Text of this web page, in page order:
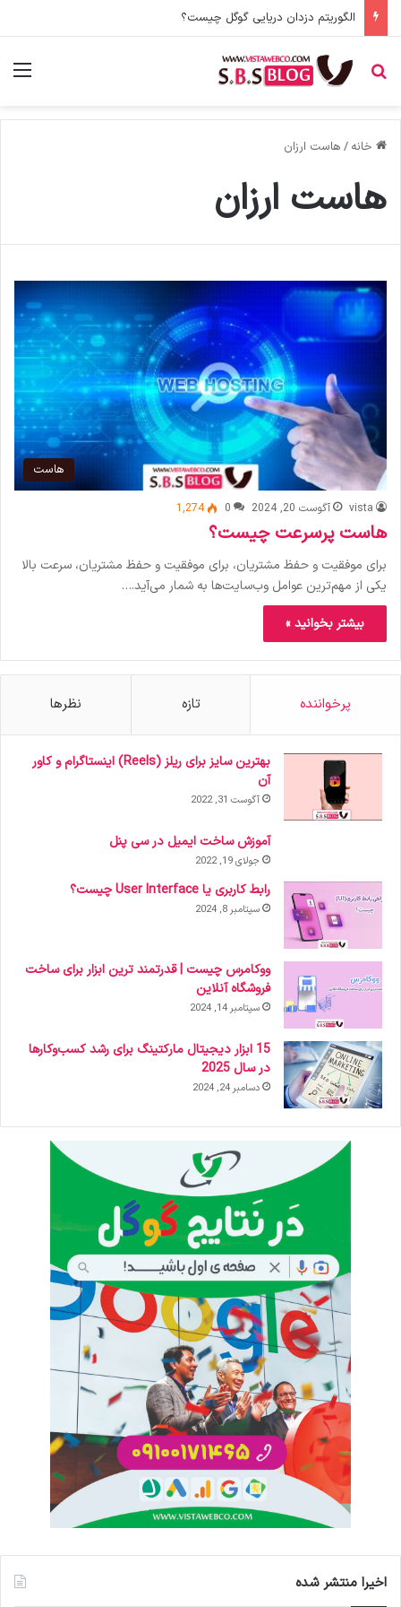
الگوریتم دزدان دریایی گوگل چیست؟
جستجو برای
خانه / هاست ارزان
هاست ارزان
هاست
vista آگوست 20, 2024 0
1,274
هاست پرسرعت چیست؟
برای موفقیت و حفظ مشتریان، برای موفقیت و حفظ مشتریان، سرعت بالا
یکی از مهم‌ترین عوامل وب‌سایت‌ها به شمار می‌آید.…
بیشتر بخوانید »
پرخواننده تازه نظرها
بهترین سایز برای ریلز (Reels) اینستاگرام و کاور
آن
آگوست 31, 2022
آموزش ساخت ایمیل در سی پنل
جولای 19, 2022
رابط کاربری یا User Interface چیست؟
سپتامبر 8, 2024
ووکامرس چیست | قدرتمند ترین ابزار برای ساخت
فروشگاه آنلاین
سپتامبر 14, 2024
15 ابزار دیجیتال مارکتینگ برای رشد کسب‌وکارها
در سال 2025
دسامبر 24, 2024
اخیرا منتشر شده